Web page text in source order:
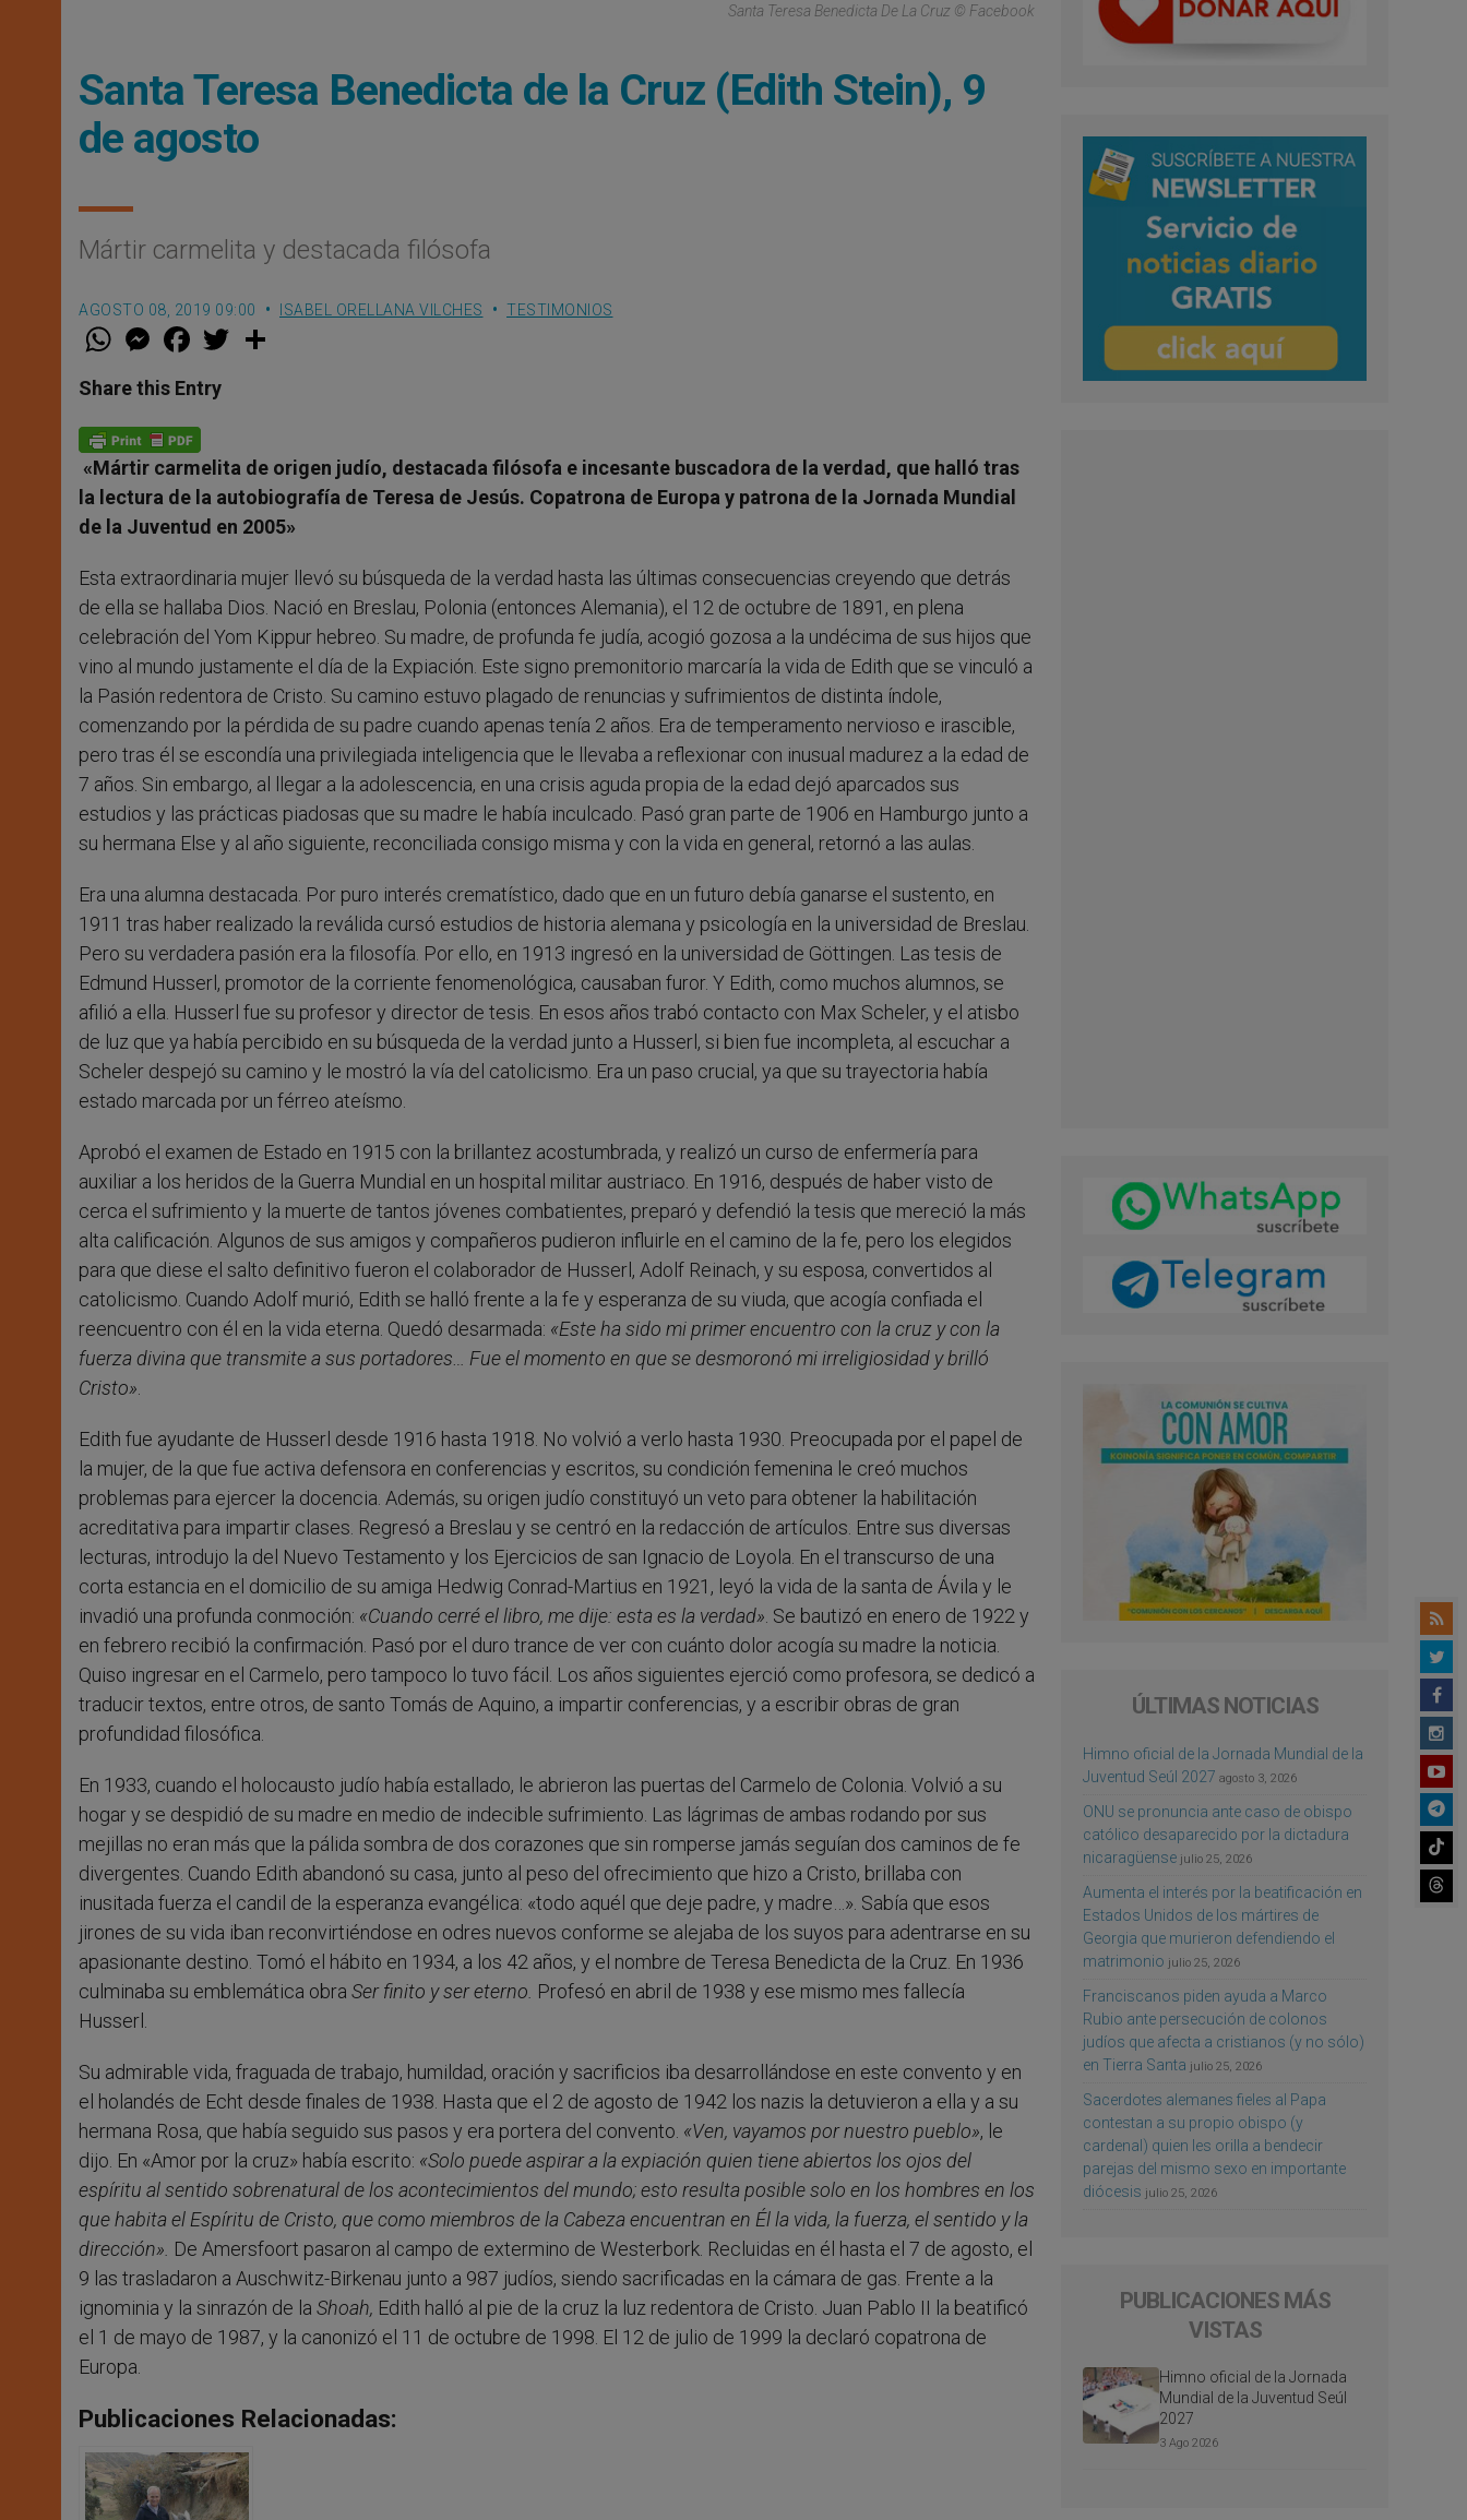
Santa Teresa Benedicta De La Cruz © Facebook
Santa Teresa Benedicta de la Cruz (Edith Stein), 9
de agosto
Mártir carmelita y destacada filósofa
AGOSTO 08, 2019 09:00 ISABEL ORELLANA VILCHES TESTIMONIOS
W
t
s
p
p
M
e
s
e
g
e
r
F
a
e
b
o
k
w
Share this Entry
«Mártir carmelita de origen judío, destacada filósofa e incesante buscadora de la verdad, que halló tras
la lectura de la autobiografía de Teresa de Jesús. Copatrona de Europa y patrona de la Jornada Mundial
de la Juventud en 2005»
Esta extraordinaria mujer llevó su búsqueda de la verdad hasta las últimas consecuencias creyendo que detrás
de ella se hallaba Dios. Nació en Breslau, Polonia (entonces Alemania), el 12 de octubre de 1891, en plena
celebración del Yom Kippur hebreo. Su madre, de profunda fe judía, acogió gozosa a la undécima de sus hijos que
vino al mundo justamente el día de la Expiación. Este signo premonitorio marcaría la vida de Edith que se vinculó a
la Pasión redentora de Cristo. Su camino estuvo plagado de renuncias y sufrimientos de distinta índole,
comenzando por la pérdida de su padre cuando apenas tenía 2 años. Era de temperamento nervioso e irascible,
pero tras él se escondía una privilegiada inteligencia que le llevaba a reflexionar con inusual madurez a la edad de
7 años. Sin embargo, al llegar a la adolescencia, en una crisis aguda propia de la edad dejó aparcados sus
estudios y las prácticas piadosas que su madre le había inculcado. Pasó gran parte de 1906 en Hamburgo junto a
su hermana Else y al año siguiente, reconciliada consigo misma y con la vida en general, retornó a las aulas.
Era una alumna destacada. Por puro interés crematístico, dado que en un futuro debía ganarse el sustento, en
1911 tras haber realizado la reválida cursó estudios de historia alemana y psicología en la universidad de Breslau.
Pero su verdadera pasión era la filosofía. Por ello, en 1913 ingresó en la universidad de Göttingen. Las tesis de
Edmund Husserl, promotor de la corriente fenomenológica, causaban furor. Y Edith, como muchos alumnos, se
afilió a ella. Husserl fue su profesor y director de tesis. En esos años trabó contacto con Max Scheler, y el atisbo
de luz que ya había percibido en su búsqueda de la verdad junto a Husserl, si bien fue incompleta, al escuchar a
Scheler despejó su camino y le mostró la vía del catolicismo. Era un paso crucial, ya que su trayectoria había
estado marcada por un férreo ateísmo.
Aprobó el examen de Estado en 1915 con la brillantez acostumbrada, y realizó un curso de enfermería para
auxiliar a los heridos de la Guerra Mundial en un hospital militar austriaco. En 1916, después de haber visto de
cerca el sufrimiento y la muerte de tantos jóvenes combatientes, preparó y defendió la tesis que mereció la más
alta calificación. Algunos de sus amigos y compañeros pudieron influirle en el camino de la fe, pero los elegidos
para que diese el salto definitivo fueron el colaborador de Husserl, Adolf Reinach, y su esposa, convertidos al
catolicismo. Cuando Adolf murió, Edith se halló frente a la fe y esperanza de su viuda, que acogía confiada el
reencuentro con él en la vida eterna. Quedó desarmada: «Este ha sido mi primer encuentro con la cruz y con la
fuerza divina que transmite a sus portadores… Fue el momento en que se desmoronó mi irreligiosidad y brilló
Cristo»
Edith fue ayudante de Husserl desde 1916 hasta 1918. No volvió a verlo hasta 1930. Preocupada por el papel de
la mujer, de la que fue activa defensora en conferencias y escritos, su condición femenina le creó muchos
problemas para ejercer la docencia. Además, su origen judío constituyó un veto para obtener la habilitación
acreditativa para impartir clases. Regresó a Breslau y se centró en la redacción de artículos. Entre sus diversas
lecturas, introdujo la del Nuevo Testamento y los Ejercicios de san Ignacio de Loyola. En el transcurso de una
corta estancia en el domicilio de su amiga Hedwig Conrad-Martius en 1921, leyó la vida de la santa de Ávila y le
invadió una profunda conmoción: «Cuando cerré el libro, me dije: esta es la verdad» . Se bautizó en enero de 1922 y
en febrero recibió la confirmación. Pasó por el duro trance de ver con cuánto dolor acogía su madre la noticia.
Quiso ingresar en el Carmelo, pero tampoco lo tuvo fácil. Los años siguientes ejerció como profesora, se dedicó a
traducir textos, entre otros, de santo Tomás de Aquino, a impartir conferencias, y a escribir obras de gran
profundidad filosófica.
En 1933, cuando el holocausto judío había estallado, le abrieron las puertas del Carmelo de Colonia. Volvió a su
hogar y se despidió de su madre en medio de indecible sufrimiento. Las lágrimas de ambas rodando por sus
mejillas no eran más que la pálida sombra de dos corazones que sin romperse jamás seguían dos caminos de fe
divergentes. Cuando Edith abandonó su casa, junto al peso del ofrecimiento que hizo a Cristo, brillaba con
inusitada fuerza el candil de la esperanza evangélica: «todo aquél que deje padre, y madre…». Sabía que esos
jirones de su vida iban reconvirtiéndose en odres nuevos conforme se alejaba de los suyos para adentrarse en su
apasionante destino. Tomó el hábito en 1934, a los 42 años, y el nombre de Teresa Benedicta de la Cruz. En 1936
culminaba su emblemática obra Ser finito y ser eterno. Profesó en abril de 1938 y ese mismo mes fallecía
Husserl.
Su admirable vida, fraguada de trabajo, humildad, oración y sacrificios iba desarrollándose en este convento y en
el holandés de Echt desde finales de 1938. Hasta que el 2 de agosto de 1942 los nazis la detuvieron a ella y a su
hermana Rosa, que había seguido sus pasos y era portera del convento. «Ven, vayamos por nuestro pueblo», le
dijo. En «Amor por la cruz» había escrito: «Solo puede aspirar a la expiación quien tiene abiertos los ojos del
espíritu al sentido sobrenatural de los acontecimientos del mundo; esto resulta posible solo en los hombres en los
que habita el Espíritu de Cristo, que como miembros de la Cabeza encuentran en Él la vida, la fuerza, el sentido y la
dirección». De Amersfoort pasaron al campo de extermino de Westerbork. Recluidas en él hasta el 7 de agosto, el
9 las trasladaron a Auschwitz-Birkenau junto a 987 judíos, siendo sacrificadas en la cámara de gas. Frente a la
ignominia y la sinrazón de la Shoah, Edith halló al pie de la cruz la luz redentora de Cristo. Juan Pablo II la beatificó
el 1 de mayo de 1987, y la canonizó el 11 de octubre de 1998. El 12 de julio de 1999 la declaró copatrona de
Europa.
Publicaciones Relacionadas:
ÚLTIMAS NOTICIAS
Himno oficial de la Jornada Mundial de la
Juventud Seúl 2027 agosto 3, 2026
ONU se pronuncia ante caso de obispo
católico desaparecido por la dictadura
nicaragüense julio 25, 2026
Aumenta el interés por la beatificación en
Estados Unidos de los mártires de
Georgia que murieron defendiendo el
matrimonio julio 25, 2026
Franciscanos piden ayuda a Marco
Rubio ante persecución de colonos
judíos que afecta a cristianos (y no sólo)
en Tierra Santa julio 25, 2026
Sacerdotes alemanes fieles al Papa
contestan a su propio obispo (y
cardenal) quien les orilla a bendecir
parejas del mismo sexo en importante
diócesis julio 25, 2026
PUBLICACIONES MÁS
VISTAS
Himno oficial de la Jornada
Mundial de la Juventud Seúl
2027
3 Ago 2026